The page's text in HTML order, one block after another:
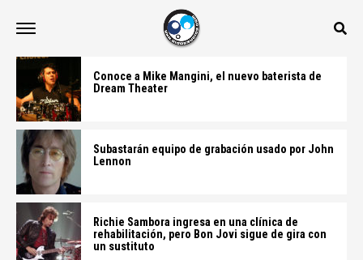
Conoce a Mike Mangini, el nuevo baterista de
Dream Theater
Subastarán equipo de grabación usado por John
Lennon
Richie Sambora ingresa en una clínica de
rehabilitación, pero Bon Jovi sigue de gira con
un sustituto